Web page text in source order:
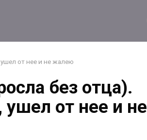
от нее и не жалею
без отца).
от нее и не